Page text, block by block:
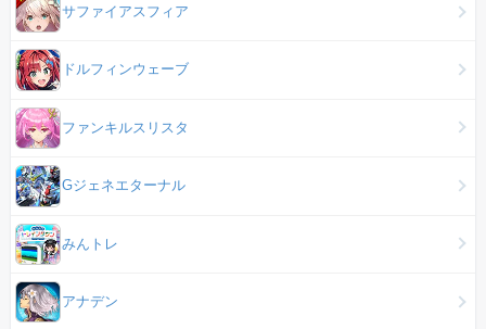
サファイアスフィア
ドルフィンウェーブ
ファンキルスリスタ
Gジェネエターナル
みんトレ
アナデン